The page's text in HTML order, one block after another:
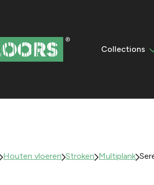
Collections
Houten vloeren Stroken Multiplank